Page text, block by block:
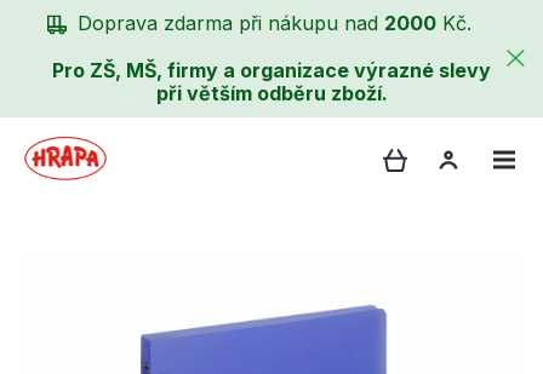
Doprava zdarma při nákupu nad 2000 Kč.
Pro ZŠ, MŠ, firmy a organizace výrazné slevy
při větším odběru zboží.